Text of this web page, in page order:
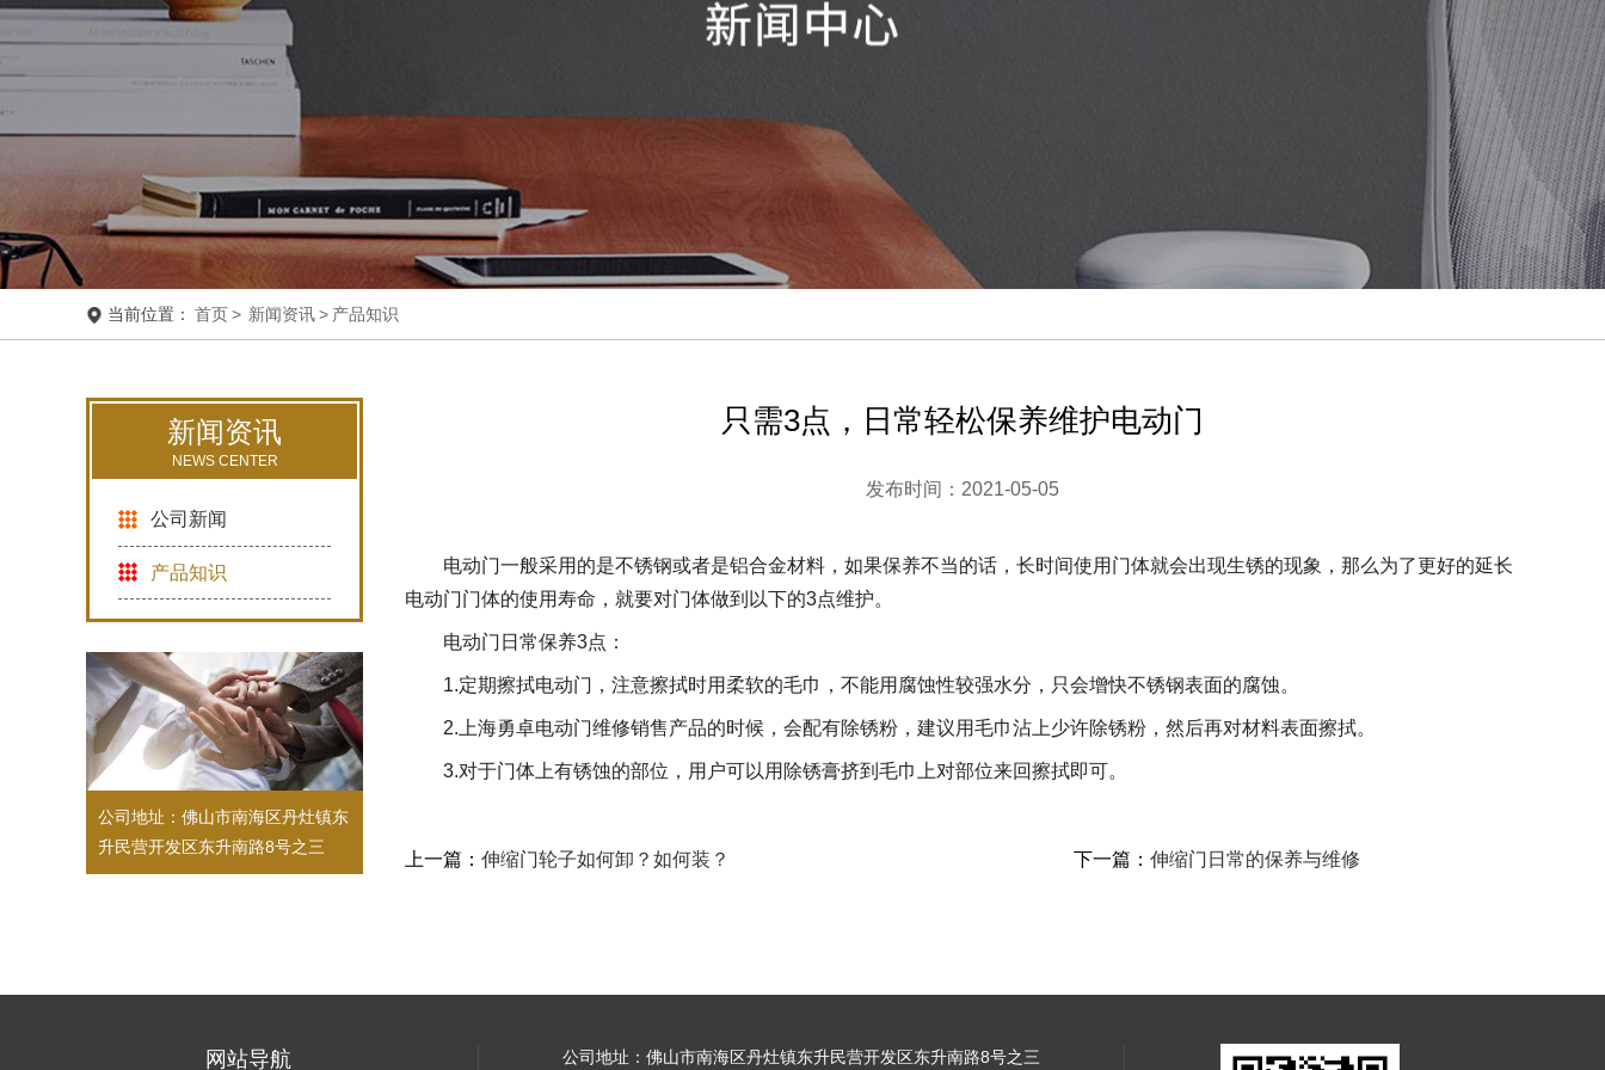
当前位置： 首页 > 新闻资讯> 产品知识
新闻资讯
NEWS CENTER
公司新闻
产品知识
公司地址：佛山市南海区丹灶镇东
升民营开发区东升南路8号之三
只需3点，日常轻松保养维护电动门
发布时间：2021-05-05
电动门一般采用的是不锈钢或者是铝合金材料，如果保养不当的话，长时间使用门体就会出现生锈的现象，那么为了更好的延长
电动门门体的使用寿命，就要对门体做到以下的3点维护。
电动门日常保养3点：
1.定期擦拭电动门，注意擦拭时用柔软的毛巾，不能用腐蚀性较强水分，只会增快不锈钢表面的腐蚀。
2.上海勇卓电动门维修销售产品的时候，会配有除锈粉，建议用毛巾沾上少许除锈粉，然后再对材料表面擦拭。
3.对于门体上有锈蚀的部位，用户可以用除锈膏挤到毛巾上对部位来回擦拭即可。
上一篇： 伸缩门轮子如何卸？如何装？ 下一篇： 伸缩门日常的保养与维修
网站导航 公司地址：佛山市南海区丹灶镇东升民营开发区东升南路8号之三